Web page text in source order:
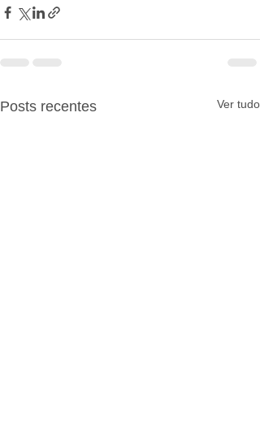
Posts recentes Ver tudo